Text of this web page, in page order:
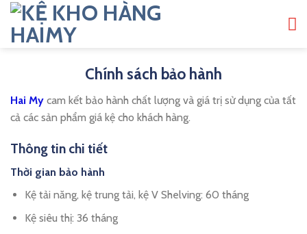
Bỏ
qua
nội
Chính sách bảo hành
Hai My cam kết bảo hành chất lượng và giá trị sử dụng của tất
cả các sản phẩm giá kệ cho khách hàng.
Thông tin chi tiết
Thời gian bảo hành
Kệ tải năng, kệ trung tải, kệ V Shelving: 60 tháng
Kệ siêu thị: 36 tháng